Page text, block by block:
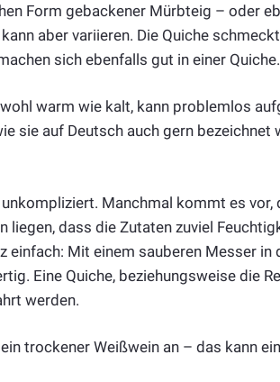
Form gebackener Mürbteig – oder
aber variieren. Die Quiche
sich ebenfalls gut in einer Quiche.
warm wie kalt, kann problemlos
sie auf Deutsch auch gern
Manchmal kommt es
liegen, dass die Zutaten zuviel
einfach: Mit einem sauberen Messer
Eine Quiche, beziehungsweise die
werden.
trockener Weißwein an – das kann